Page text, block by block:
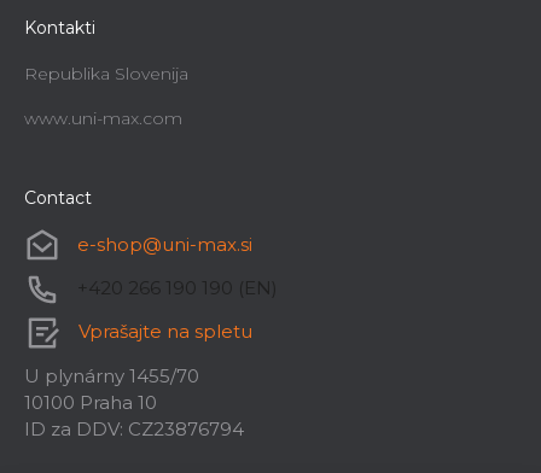
Kontakti
Republika Slovenija
www.uni-max.com
Contact
e-shop@uni-max.si
+420 266 190 190 (EN)
Vprašajte na spletu
U plynárny 1455/70
10100 Praha 10
ID za DDV: CZ23876794